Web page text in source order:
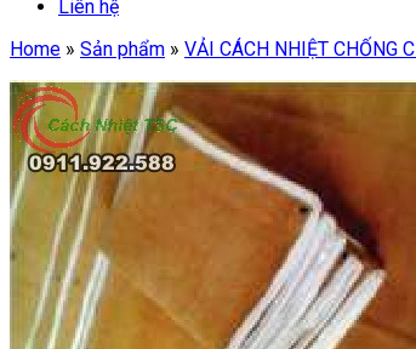
Liên hệ
Home » Sản phẩm » VẢI CÁCH NHIỆT CHỐNG